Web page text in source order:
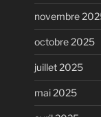
novembre
octobre 2025
juillet 2025
mai 2025